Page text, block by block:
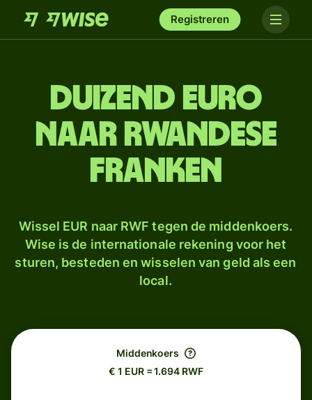
Registreren
duizend euro
naar Rwandese
franken
Wissel EUR naar RWF tegen de middenkoers.
Wise is de internationale rekening voor het
sturen, besteden en wisselen van geld als een
local.
Middenkoers
€ 1 EUR = 1.694 RWF